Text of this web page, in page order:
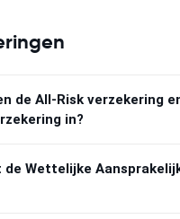
de All-Risk verzekering
in?
de Wettelijke